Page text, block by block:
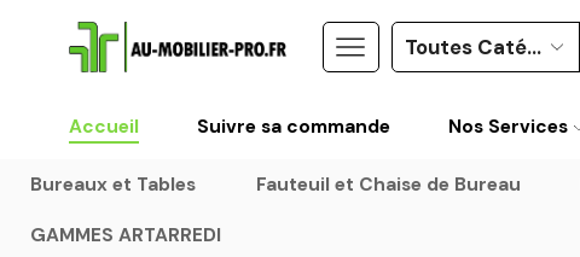
Accueil Suivre sa commande Nos Services
Bureaux et Tables Fauteuil et Chaise de Bureau
GAMMES ARTARREDI